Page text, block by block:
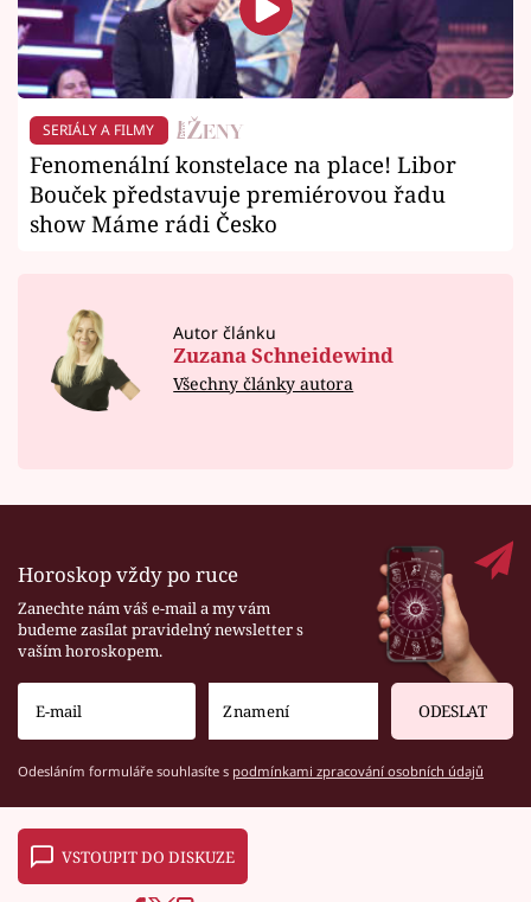
SERIÁLY A FILMY
Fenomenální konstelace na place! Libor
Bouček představuje premiérovou řadu
show Máme rádi Česko
Autor článku
Zuzana Schneidewind
Všechny články autora
Horoskop vždy po ruce
Zanechte nám váš e-mail a my vám
budeme zasílat pravidelný newsletter s
vaším horoskopem.
ODESLAT
Odesláním formuláře souhlasíte s podmínkami zpracování osobních údajů
VSTOUPIT DO DISKUZE